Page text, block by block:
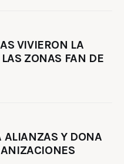
VIVIERON LA
ZONAS FAN DE
ALIANZAS Y DONA